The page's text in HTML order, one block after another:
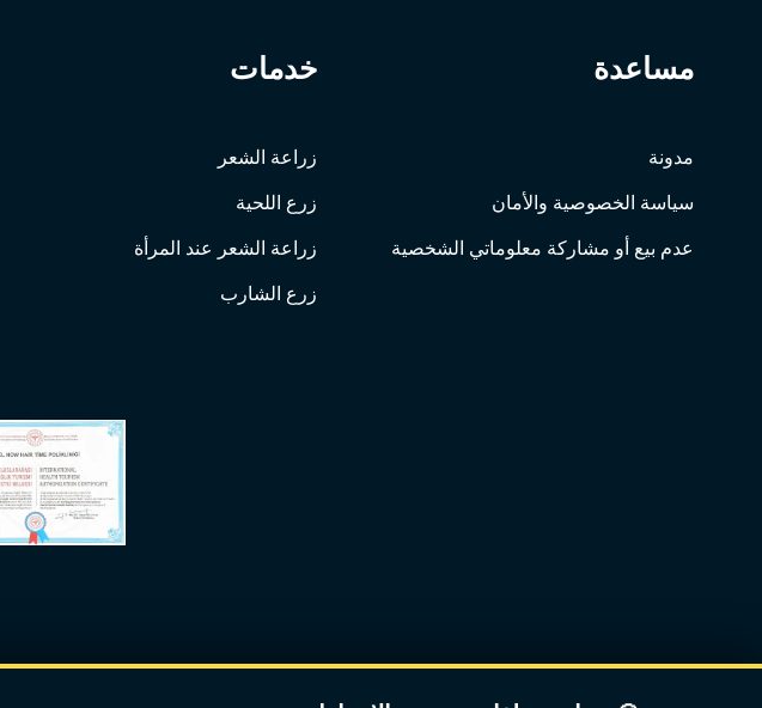
خدمات
زراعة الشعر
زرع اللحية
زراعة الشعر عند المرأة
زرع الشارب
مساعدة
مدونة
سياسة الخصوصية والأمان
عدم بيع أو مشاركة معلوماتي الشخصية